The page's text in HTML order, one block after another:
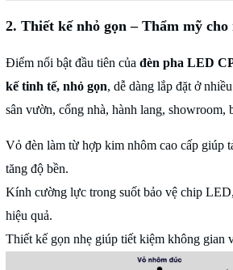
2. Thiết kế nhỏ gọn – Thẩm mỹ
Điểm nổi bật đầu tiên của đèn pha LED
kế tinh tế, nhỏ gọn, dễ dàng lắp đặt ở
sân vườn, cổng nhà, hành lang, showroom,
Vỏ đèn làm từ hợp kim nhôm cao cấp giúp
tăng độ bền.
Kính cường lực trong suốt bảo vệ chip
hiệu quả.
Thiết kế gọn nhẹ giúp tiết kiệm không gian